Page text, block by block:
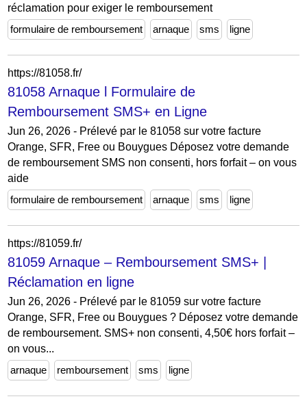
réclamation pour exiger le remboursement
formulaire de remboursement
arnaque sms ligne
https://81058.fr/
81058 Arnaque l Formulaire de
Remboursement SMS+ en Ligne
Jun 26, 2026 - Prélevé par le 81058 sur votre facture
Orange, SFR, Free ou Bouygues Déposez votre demande
de remboursement SMS non consenti, hors forfait – on vous
aide
formulaire de remboursement
arnaque sms ligne
https://81059.fr/
81059 Arnaque – Remboursement SMS+ |
Réclamation en ligne
Jun 26, 2026 - Prélevé par le 81059 sur votre facture
Orange, SFR, Free ou Bouygues ? Déposez votre demande
de remboursement. SMS+ non consenti, 4,50€ hors forfait –
on vous...
arnaque
remboursement sms ligne